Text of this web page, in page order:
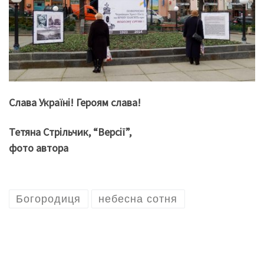
Слава Україні! Героям слава!
Тетяна Стрільчик, “Версії”,
фото автора
Богородиця небесна сотня